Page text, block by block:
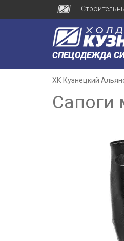
СПЕЦОДЕЖДА
ХК Кузнецкий
Сапоги